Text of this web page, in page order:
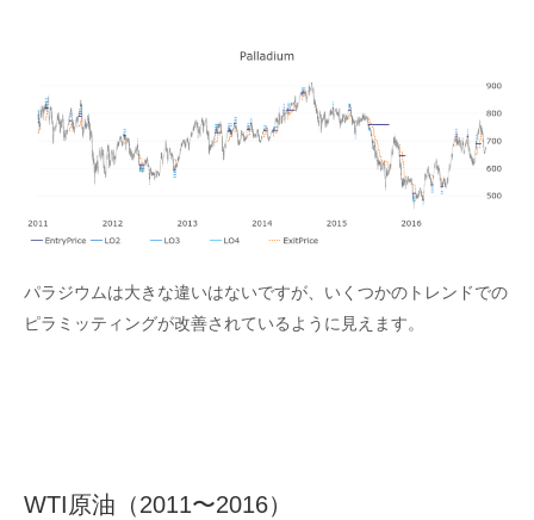
パラジウムは大きな違いはないですが、いくつかのトレンドでの
ピラミッティングが改善されているように見えます。
WTI原油（2011〜2016）